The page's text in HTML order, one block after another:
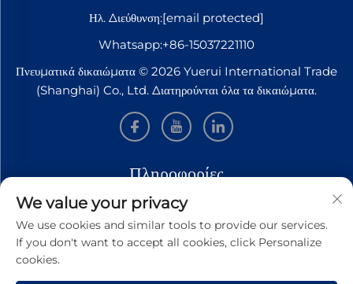
Ηλ. Διεύθυνση:[email protected]
Whatsapp:+86-15037221110
Πνευματικά δικαιώματα © 2026 Yuerui International Trade
(Shanghai) Co., Ltd. Διατηρούνται όλα τα δικαιώματα.
Πληροφορίες
Εγγραφείτε για να λαμβάνετε το εβδομαδιαίο ενημερωτικό δελτίο
μας
We value your privacy
We use cookies and similar tools to provide our services.
If you don't want to accept all cookies, click Personalize
cookies.